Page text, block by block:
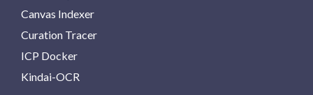
Canvas Indexer
Curation Tracer
ICP Docker
Kindai-OCR